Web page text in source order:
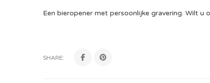
Een bieropener met persoonlijke gravering. Wilt
SHARE: